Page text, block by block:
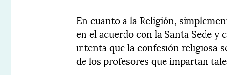
En cuanto a la Religión,
en el acuerdo con la Santa Sede y
intenta que la confesión religiosa
de los profesores que impartan